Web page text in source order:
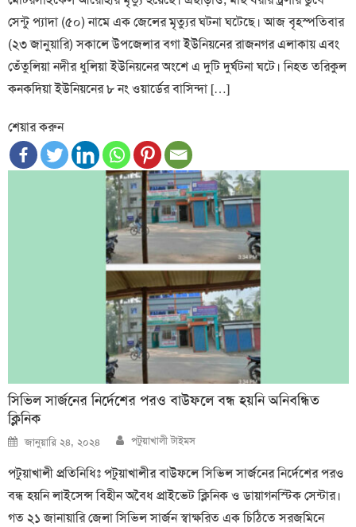
সেন্টু প্যাদা (৫০) নামে এক জেলের মৃত্যুর ঘটনা ঘটেছে। আজ বৃহস্পতিবার
(২৩ জানুয়ারি) সকালে উপজেলার বগা ইউনিয়নের রাজনগর এলাকায় এবং
তেঁতুলিয়া নদীর ধুলিয়া ইউনিয়নের অংশে এ দুটি দুর্ঘটনা ঘটে। নিহত তরিকুল
কনকদিয়া ইউনিয়নের ৮ নং ওয়ার্ডের বাসিন্দা […]
শেয়ার করুন
সিভিল সার্জনের নির্দেশের পরও বাউফলে বন্ধ হয়নি অনিবন্ধিত
ক্লিনিক
Posted
on
জানুয়ারি ২৪, ২০২৪ Author
পটুয়াখালী টাইমস
পটুয়াখালী প্রতিনিধিঃ পটুয়াখালীর বাউফলে সিভিল সার্জনের নির্দেশের পরও
বন্ধ হয়নি লাইসেন্স বিহীন অবৈধ প্রাইভেট ক্লিনিক ও ডায়াগনস্টিক সেন্টার।
গত ২১ জানায়ারি জেলা সিভিল সার্জন স্বাক্ষরিত এক চিঠিতে সরজমিনে